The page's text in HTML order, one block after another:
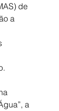
de
a
a